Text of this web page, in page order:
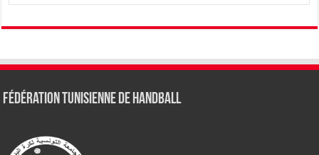
Fédération tunisienne de Handball